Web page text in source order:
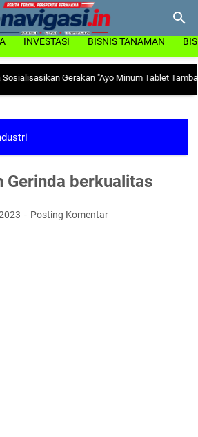
INVESTASI BISNIS TANAMAN
Gerakan "Ayo Minum Tablet Tambah Darah"
Gerinda berkualitas
Posting Komentar